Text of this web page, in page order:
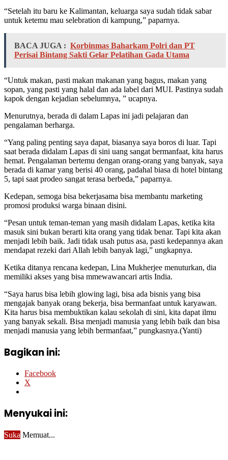
“Setelah itu baru ke Kalimantan, keluarga saya sudah tidak sabar
untuk ketemu mau selebration di kampung,” paparnya.
BACA JUGA : Korbinmas Baharkam Polri dan PT
Perisai Bintang Sakti Gelar Pelatihan Gada Utama
“Untuk makan, pasti makan makanan yang bagus, makan yang
sopan, yang pasti yang halal dan ada label dari MUI. Pastinya sudah
kapok dengan kejadian sebelumnya, ” ucapnya.
Menurutnya, berada di dalam Lapas ini jadi pelajaran dan
pengalaman berharga.
“Yang paling penting saya dapat, biasanya saya boros di luar. Tapi
saat berada didalam Lapas di sini uang sangat bermanfaat, kita harus
hemat. Pengalaman bertemu dengan orang-orang yang banyak, saya
berada di kamar yang berisi 40 orang, padahal biasa di hotel bintang
5, tapi saat prodeo sangat terasa berbeda,” paparnya.
Kedepan, semoga bisa bekerjasama bisa membantu marketing
promosi produksi warga binaan disini.
“Pesan untuk teman-teman yang masih didalam Lapas, ketika kita
masuk sini bukan berarti kita orang yang tidak benar. Tapi kita akan
menjadi lebih baik. Jadi tidak usah putus asa, pasti kedepannya akan
mendapat rezeki dari Allah lebih banyak lagi,” ungkapnya.
Ketika ditanya rencana kedepan, Lina Mukherjee menuturkan, dia
memiliki akses yang bisa mmewawancari artis India.
“Saya harus bisa lebih glowing lagi, bisa ada bisnis yang bisa
mengajak banyak orang bekerja, bisa bermanfaat untuk karyawan.
Kita harus bisa membuktikan kalau sekolah di sini, kita dapat ilmu
yang banyak sekali. Bisa menjadi manusia yang lebih baik dan bisa
menjadi manusia yang lebih bermanfaat,” pungkasnya.(Yanti)
Bagikan ini:
Facebook
X
Menyukai ini:
Suka Memuat...